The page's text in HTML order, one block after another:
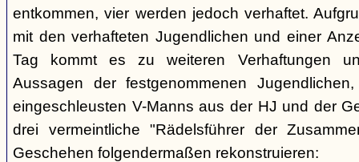
entkommen, vier werden jedoch verhaftet.
mit den verhafteten Jugendlichen und einer
Tag kommt es zu weiteren Verhaftungen
Aussagen der festgenommenen
eingeschleusten V-Manns aus der HJ und der
drei vermeintliche "Rädelsführer der
Geschehen folgendermaßen rekonstruieren: